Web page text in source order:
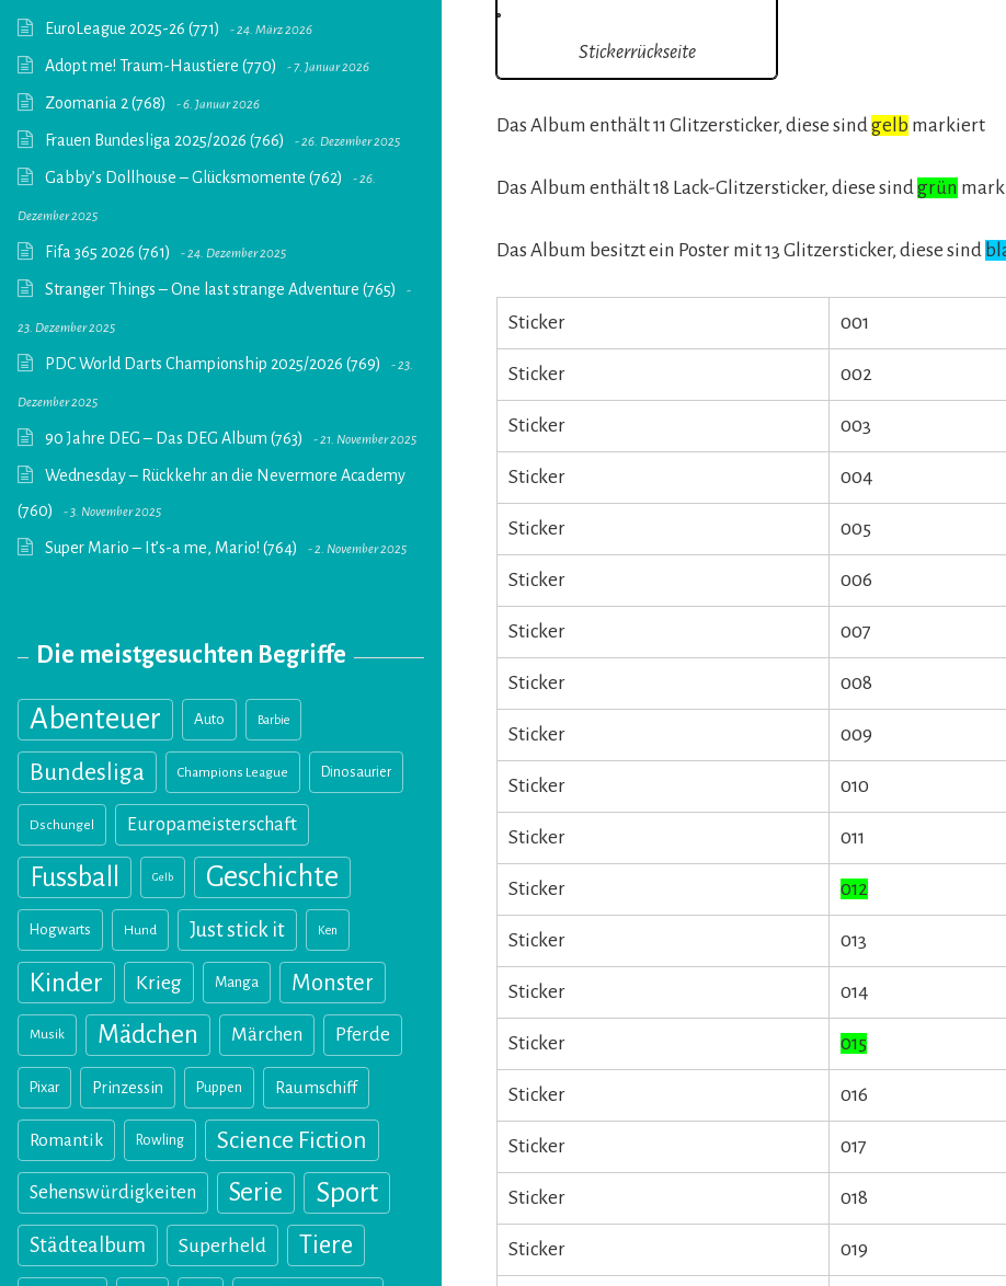
EuroLeague 2025-26 (771) 24. März 2026
Adopt me! Traum-Haustiere (770) 7. Januar 2026
Zoomania 2 (768) 6. Januar 2026
Frauen Bundesliga 2025/2026 (766) 26. Dezember 2025
Gabby’s Dollhouse – Glücksmomente (762) 26.
Dezember 2025
Fifa 365 2026 (761) 24. Dezember 2025
Stranger Things – One last strange Adventure (765)
23. Dezember 2025
PDC World Darts Championship 2025/2026 (769) 23.
Dezember 2025
90 Jahre DEG – Das DEG Album (763) 21. November 2025
Wednesday – Rückkehr an die Nevermore Academy
(760)
3. November 2025
Super Mario – It’s-a me, Mario! (764) 2. November 2025
Die meistgesuchten Begriffe
Abenteuer Auto Barbie
Bundesliga Champions League Dinosaurier
Dschungel Europameisterschaft
Fussball Gelb Geschichte
Hogwarts Hund Just stick it Ken
Kinder Krieg Manga Monster
Musik Mädchen Märchen Pferde
Pixar Prinzessin Puppen Raumschiff
Romantik Rowling Science Fiction
Sehenswürdigkeiten Serie Sport
Städtealbum Superheld Tiere
Stickerrückseite
Das Album enthält 11 Glitzersticker, diese sindgelb markiert
Das Album enthält 18 Lack-Glitzersticker, diese sindgrün
Das Album besitzt ein Poster mit 13 Glitzersticker, diese sind
Sticker 001
Sticker 002
Sticker 003
Sticker 004
Sticker 005
Sticker 006
Sticker 007
Sticker 008
Sticker 009
Sticker 010
Sticker 011
Sticker 012
Sticker 013
Sticker 014
Sticker 015
Sticker 016
Sticker 017
Sticker 018
Sticker 019